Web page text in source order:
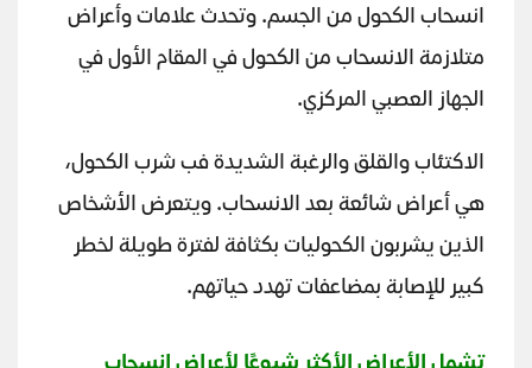
انسحاب الكحول من الجسم. وتحدث علامات وأعراض
متلازمة الانسحاب من الكحول في المقام الأول في
الجهاز العصبي المركزي.
الاكتئاب والقلق والرغبة الشديدة فب شرب الكحول،
هي أعراض شائعة بعد الانسحاب. ويتعرض الأشخاص
الذين يشربون الكحوليات بكثافة لفترة طويلة لخطر
كبير للإصابة بمضاعفات تهدد حياتهم.